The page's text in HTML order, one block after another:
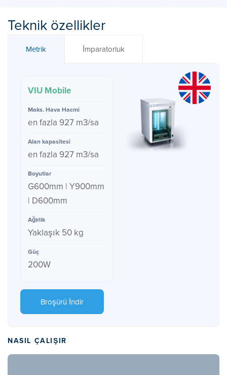
Teknik özellikler
Metrik İmparatorluk
VIU Mobile
en fazla 927 m3/sa
en fazla 927 m3/sa
G600mm | Y900mm
| D600mm
Yaklaşık 50 kg
200W
Broşürü İndir
NASIL ÇALIŞIR